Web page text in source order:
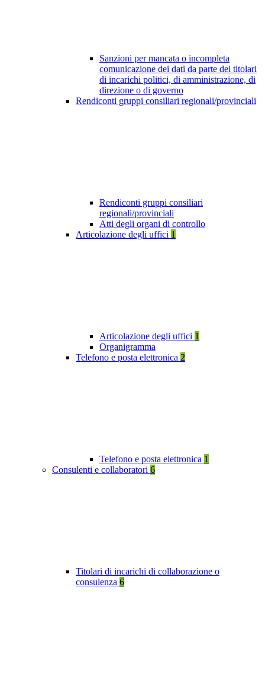
Sanzioni per mancata o incompleta
comunicazione dei dati da parte dei titolari
di incarichi politici, di amministrazione, di
direzione o di governo
Rendiconti gruppi consiliari regionali/provinciali
Rendiconti gruppi consiliari
regionali/provinciali
Atti degli organi di controllo
Articolazione degli uffici 1
Articolazione degli uffici 1
Organigramma
Telefono e posta elettronica 2
Telefono e posta elettronica 1
Consulenti e collaboratori 6
Titolari di incarichi di collaborazione o
consulenza 6